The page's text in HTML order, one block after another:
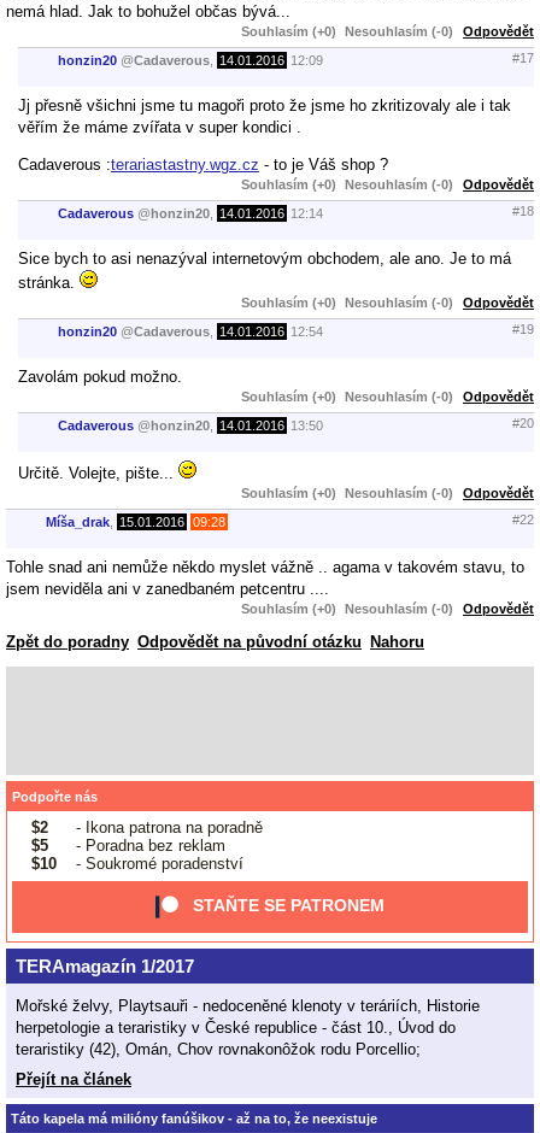
nemá hlad. Jak to bohužel občas bývá...
Souhlasím (+0) Nesouhlasím (-0) Odpovědět
honzin20 @Cadaverous 14.01.2016 12:09 #17
Jj přesně všichni jsme tu magoři proto že jsme ho zkritizovaly ale i tak
věřím že máme zvířata v super kondici .
Cadaverous :terariastastny.wgz.cz - to je Váš shop ?
Souhlasím (+0) Nesouhlasím (-0) Odpovědět
Cadaverous @ honzin20 14.01.2016 12:14 #18
Sice bych to asi nenazýval internetovým obchodem, ale ano. Je to má
stránka.
Souhlasím (+0) Nesouhlasím (-0) Odpovědět
honzin20 @Cadaverous 14.01.2016 12:54 #19
Zavolám pokud možno.
Souhlasím (+0) Nesouhlasím (-0) Odpovědět
Cadaverous @ honzin20 14.01.2016 13:50 #20
Určitě. Volejte, pište...
Souhlasím (+0) Nesouhlasím (-0) Odpovědět
Míša_drak 15.01.2016 09:28 #22
Tohle snad ani nemůže někdo myslet vážně .. agama v takovém stavu, to
jsem neviděla ani v zanedbaném petcentru ....
Souhlasím (+0) Nesouhlasím (-0) Odpovědět
Zpět do poradny Odpovědět na původní otázku Nahoru
Podpořte nás
$2
- Ikona patrona na poradně
$5
- Poradna bez reklam
$10
- Soukromé poradenství
STAŇTE SE PATRONEM
TERAmagazín 1/2017
Mořské želvy, Playtsauři - nedoceněné klenoty v teráriích, Historie
herpetologie a teraristiky v České republice - část 10., Úvod do
teraristiky (42), Omán, Chov rovnakonôžok rodu Porcellio;
Přejít na článek
Táto kapela má milióny fanúšikov - až na to, že neexistuje